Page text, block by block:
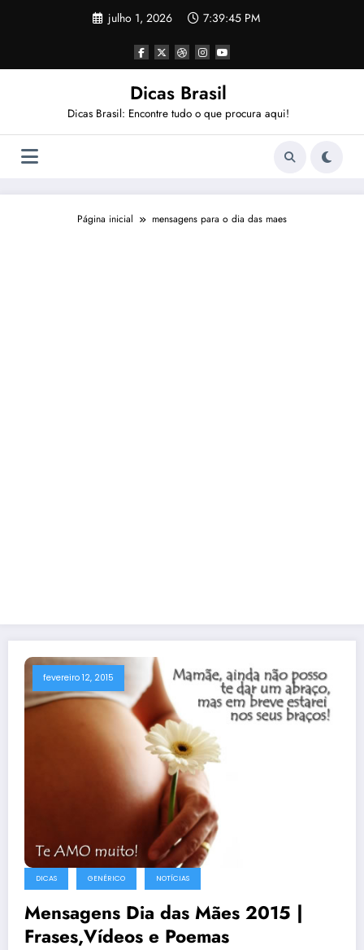
julho 1, 2026 7:39:45 PM
Dicas Brasil
Dicas Brasil: Encontre tudo o que procura aqui!
Página inicial mensagens para o dia das maes
fevereiro 12, 2015
DICAS GENÉRICO NOTÍCIAS
Mensagens Dia das Mães 2015 |
Frases,Vídeos e Poemas